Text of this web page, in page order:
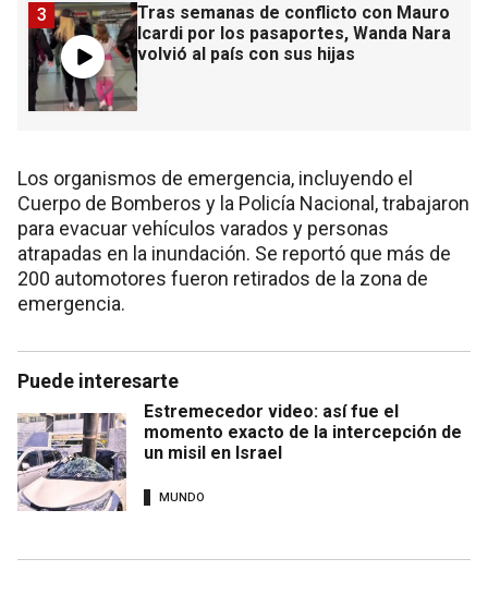
Tras semanas de conflicto con Mauro
Icardi por los pasaportes, Wanda Nara
volvió al país con sus hijas
3
Los organismos de emergencia, incluyendo el
Cuerpo de Bomberos y la Policía Nacional, trabajaron
para evacuar vehículos varados y personas
atrapadas en la inundación. Se reportó que más de
200 automotores fueron retirados de la zona de
emergencia.
Puede interesarte
Estremecedor video: así fue el
momento exacto de la intercepción de
un misil en Israel
MUNDO